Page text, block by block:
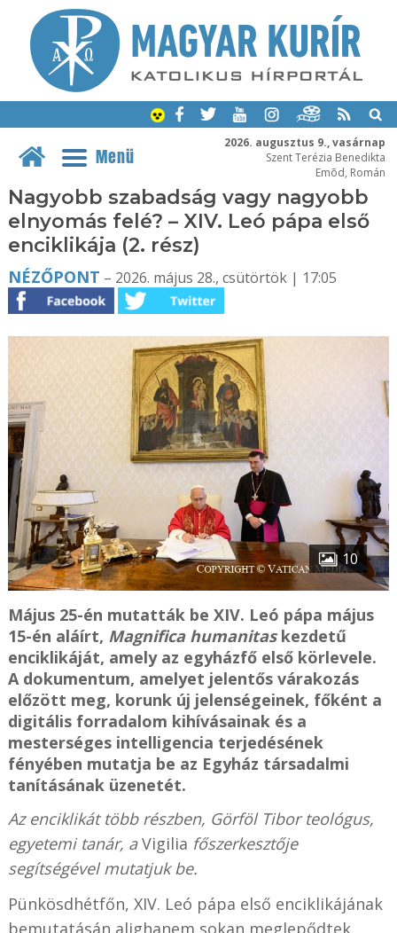
2026. augusztus 9., vasárnap
Szent Terézia Benedikta
Emõd, Román
Menü
Nagyobb szabadság vagy nagyobb
elnyomás felé? – XIV. Leó pápa első
enciklikája (2. rész)
NÉZŐPONT – 2026. május 28., csütörtök | 17:05
10
Május 25-én mutatták be XIV. Leó pápa május
15-én aláírt, Magnifica humanitaskezdetű
enciklikáját, amely az egyházfő első körlevele.
A dokumentum, amelyet jelentős várakozás
előzött meg, korunk új jelenségeinek, főként a
digitális forradalom kihívásainak és a
mesterséges intelligencia terjedésének
fényében mutatja be az Egyház társadalmi
tanításának üzenetét.
Az enciklikát több részben, Görföl Tibor teológus,
egyetemi tanár, aVigilia főszerkesztője
segítségével mutatjuk be.
Pünkösdhétfőn, XIV. Leó pápa első enciklikájának
bemutatásán alighanem sokan meglepődtek